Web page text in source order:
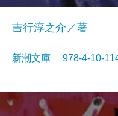
吉行淳之介／著
新潮文庫 978-4-10-